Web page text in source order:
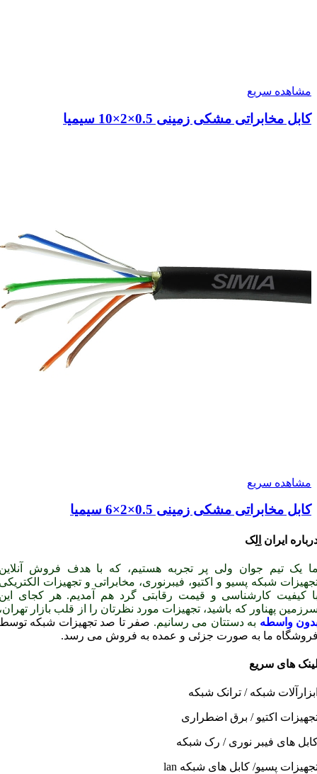
مشاهده سریع
کابل مخابراتی مشکی زمینی 0.5×2×10 سیمیا
مشاهده سریع
کابل مخابراتی مشکی زمینی 0.5×2×6 سیمیا
ایران اِلِک
یک تیم جوان ولی پر تجربه هستیم، که با هدف فروش
شبکه پسیو و اکتیو، فیبرنوری، مخابراتی و تجهیزات
کیفیت کارشناسی و قیمت رقابتی گرد هم آمدیم. هر کجای
پهناور که باشید، تجهیزات مورد نظرتان را از قلب بازار
واسطه به دستتان می رسانیم. صفر تا صد تجهیزات شبکه
ما به صورت جزئی و عمده به فروش می رسد.
های سریع
شبکه / ترانک شبکه
اکتیو / برق اضطراری
های فیبر نوری / رک شبکه
پسیو/ کابل های شبکه lan